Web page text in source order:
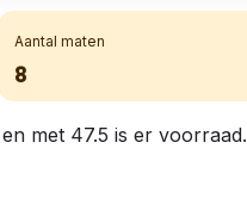
Aantal maten
8
met 47.5 is er voorraad.